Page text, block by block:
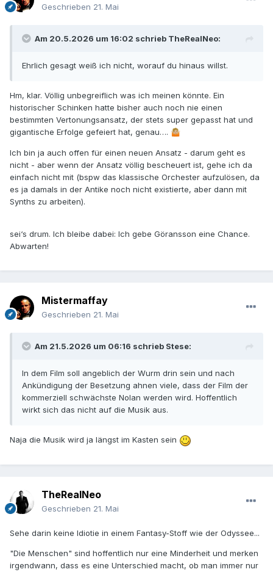
Geschrieben 21. Mai
Am 20.5.2026 um 16:02 schrieb TheRealNeo:
Ehrlich gesagt weiß ich nicht, worauf du hinaus willst.
Hm, klar. Völlig unbegreiflich was ich meinen könnte. Ein
historischer Schinken hatte bisher auch noch nie einen
bestimmten Vertonungsansatz, der stets super gepasst hat und
gigantische Erfolge gefeiert hat, genau…. 🤷🏼
Ich bin ja auch offen für einen neuen Ansatz - darum geht es
nicht - aber wenn der Ansatz völlig bescheuert ist, gehe ich da
einfach nicht mit (bspw das klassische Orchester aufzulösen, da
es ja damals in der Antike noch nicht existierte, aber dann mit
Synths zu arbeiten).
sei‘s drum. Ich bleibe dabei: Ich gebe Göransson eine Chance.
Abwarten!
Mistermaffay
Geschrieben 21. Mai
Am 21.5.2026 um 06:16 schrieb Stese:
In dem Film soll angeblich der Wurm drin sein und nach
Ankündigung der Besetzung ahnen viele, dass der Film der
kommerziell schwächste Nolan werden wird. Hoffentlich
wirkt sich das nicht auf die Musik aus.
Naja die Musik wird ja längst im Kasten sein
TheRealNeo
Geschrieben 21. Mai
Sehe darin keine Idiotie in einem Fantasy-Stoff wie der Odyssee...
"Die Menschen" sind hoffentlich nur eine Minderheit und merken
irgendwann, dass es eine Unterschied macht, ob man immer nur